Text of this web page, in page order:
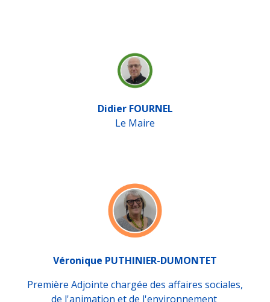
Didier FOURNEL
Le Maire
Véronique PUTHINIER-DUMONTET
Première Adjointe chargée des affaires sociales,
de l'animation et de l'environnement